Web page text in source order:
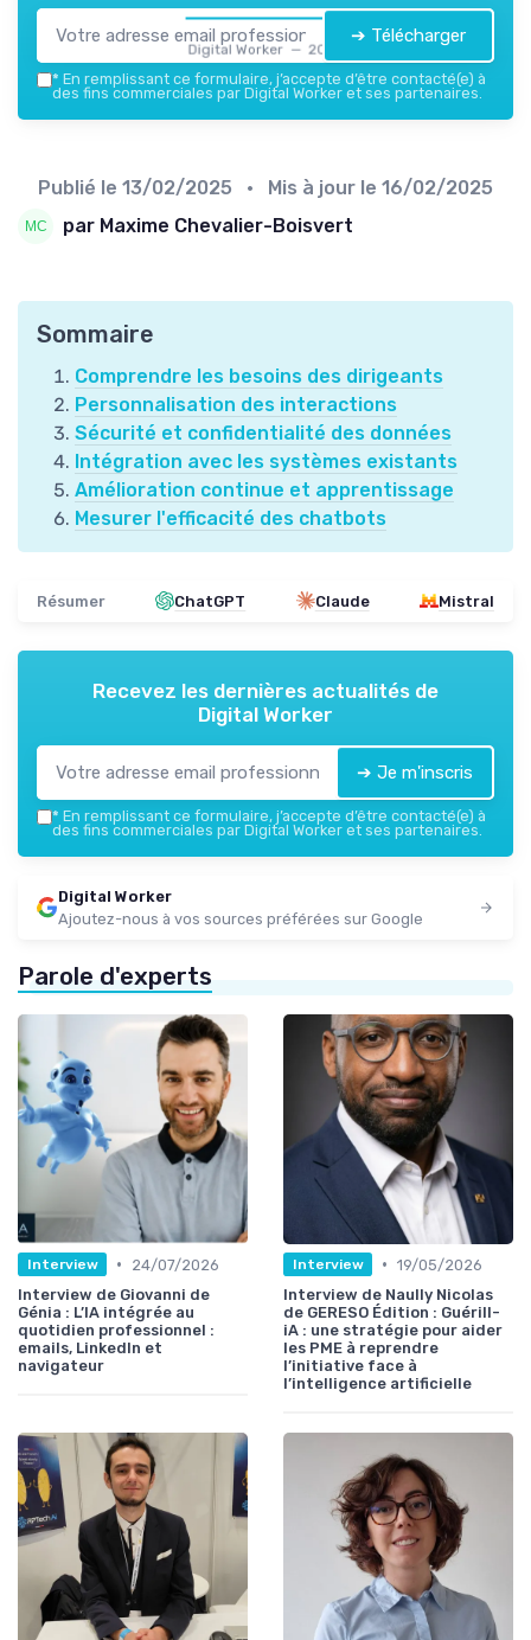
Digital Worker — 2026
➔ Télécharger
* En remplissant ce formulaire, j’accepte d’être contacté(e) à
des fins commerciales par Digital Worker et ses partenaires.
Publié le 13/02/2025 • Mis à jour le 16/02/2025
par Maxime Chevalier-Boisvert
Sommaire
Comprendre les besoins des dirigeants
Personnalisation des interactions
Sécurité et confidentialité des données
Intégration avec les systèmes existants
Amélioration continue et apprentissage
Mesurer l'efficacité des chatbots
Résumer ChatGPT Claude Mistral
Recevez les dernières actualités de
Digital Worker
➔ Je m'inscris
* En remplissant ce formulaire, j’accepte d’être contacté(e) à
des fins commerciales par Digital Worker et ses partenaires.
Digital Worker
Ajoutez-nous à vos sources préférées sur Google
Parole d'experts
Interview •
24/07/2026
Interview de Giovanni de
Génia : L’IA intégrée au
quotidien professionnel :
emails, LinkedIn et
navigateur
Interview • 19/05/2026
Interview de Naully Nicolas
de GERESO Édition : Guérill-
iA : une stratégie pour aider
les PME à reprendre
l’initiative face à
l’intelligence artificielle